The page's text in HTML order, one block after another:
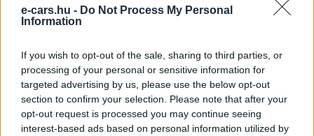
e-cars.hu - Do Not Process My Personal
Information
If you wish to opt-out of the sale, sharing to third parties, or
processing of your personal or sensitive information for
targeted advertising by us, please use the below opt-out
section to confirm your selection. Please note that after your
opt-out request is processed you may continue seeing
interest-based ads based on personal information utilized by
Honda
Egyre jobban néz ki a végleges,
elektromos Honda SUV
Eriqo - 2021-04-21 0 hozzászólás